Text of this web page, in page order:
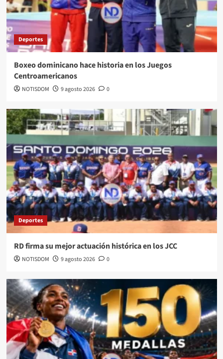
Deportes
Boxeo dominicano hace historia en los Juegos
Centroamericanos
NOTISDOM 9 agosto 2026 0
Deportes
RD firma su mejor actuación histórica en los JCC
NOTISDOM 9 agosto 2026 0